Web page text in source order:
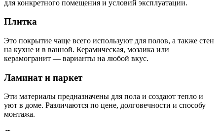
для конкретного помещения и условий эксплуатации.
Плитка
Это покрытие чаще всего используют для полов, а также стен
на кухне и в ванной. Керамическая, мозаика или
керамогранит — варианты на любой вкус.
Ламинат и паркет
Эти материалы предназначены для пола и создают тепло и
уют в доме. Различаются по цене, долговечности и способу
монтажа.